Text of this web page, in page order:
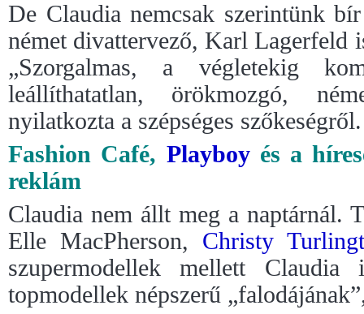
De Claudia nemcsak szerintünk
német divattervező, Karl Lagerfeld
„Szorgalmas, a végletekig
leállíthatatlan, örökmozgó,
nyilatkozta a szépséges szőkeségről.
Fashion Café, Playboyés a
reklám
Claudia nem állt meg a naptárnál.
Elle MacPherson, Christy
szupermodellek mellett
topmodellek népszerű